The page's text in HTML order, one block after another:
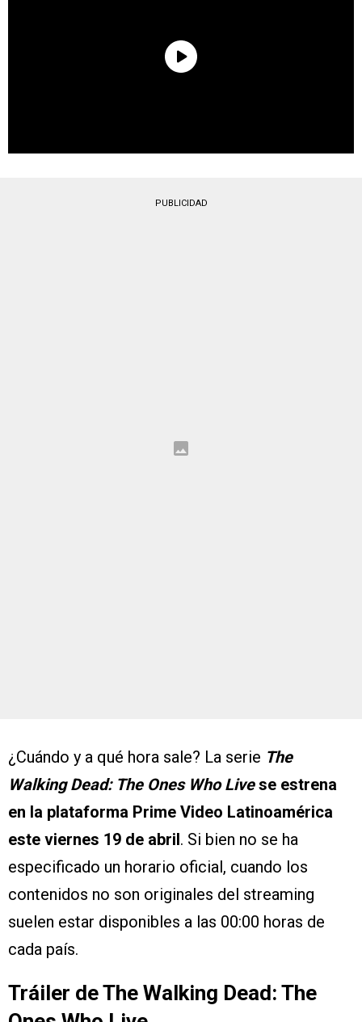
PUBLICIDAD
¿Cuándo y a qué hora sale? La serie The
Walking Dead: The Ones Who Livese estrena
en la plataforma Prime Video Latinoamérica
este viernes 19 de abril . Si bien no se ha
especificado un horario oficial, cuando los
contenidos no son originales del streaming
suelen estar disponibles a las 00:00 horas de
cada país.
Tráiler de The Walking Dead: The